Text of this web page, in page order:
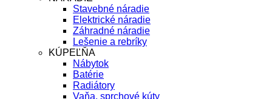
Stavebné náradie
Elektrické náradie
Záhradné náradie
Lešenie a rebríky
KÚPEĽŇA
Nábytok
Batérie
Radiátory
Vaňa, sprchové kúty